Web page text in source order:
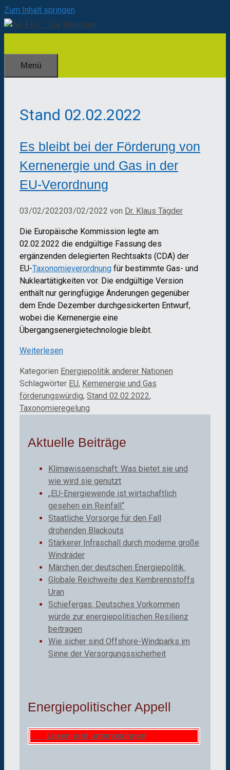
Zum Inhalt springen
Menü
Stand 02.02.2022
Es bleibt bei der Förderung von
Kernenergie und Gas in der
EU-Verordnung
03/02/202203/02/2022 von Dr. Klaus Tägder
Die Europäische Kommission legte am
02.02.2022 die endgültige Fassung des
ergänzenden delegierten Rechtsakts (CDA) der
EU-Taxonomieverordnung für bestimmte Gas- und
Nukleartätigkeiten vor. Die endgültige Version
enthält nur geringfügige Änderungen gegenüber
dem Ende Dezember durchgesickerten Entwurf,
wobei die Kernenergie eine
Übergangsenergietechnologie bleibt.
Weiterlesen
Kategorien Energiepolitik anderer Nationen
Schlagwörter EU, Kernenergie und Gas
förderungswürdig, Stand 02.02.2022,
Taxonomieregelung
Aktuelle Beiträge
Klimawissenschaft: Was bietet sie und
wie wird sie genutzt
„EU-Energiewende ist wirtschaftlich
gesehen ein Reinfall“
Staatliche Vorsorge für den Fall
drohenden Blackouts
Stärkerer Infraschall durch moderne große
Windräder
Märchen der deutschen Energiepolitik
Globale Reichweite des Kernbrennstoffs
Uran
Schiefergas: Deutsches Vorkommen
würde zur energiepolitischen Resilienz
beitragen
Wie sicher sind Offshore-Windparks im
Sinne der Versorgungssicherheit
Energiepolitischer Appell
Lesen und unterzeichnen